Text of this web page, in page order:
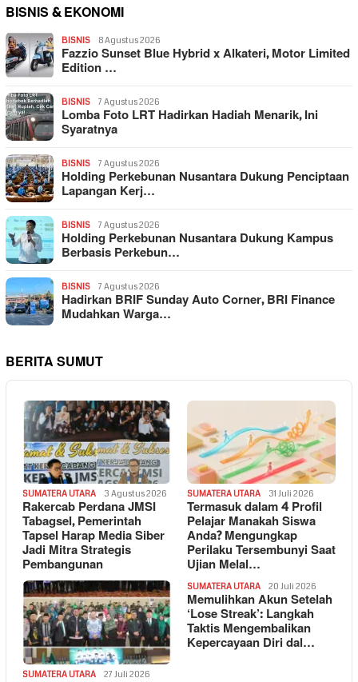
BISNIS & EKONOMI
BISNIS 8 Agustus 2026
Fazzio Sunset Blue Hybrid x Alkateri, Motor Limited
Edition …
BISNIS 7 Agustus 2026
Lomba Foto LRT Hadirkan Hadiah Menarik, Ini
Syaratnya
BISNIS 7 Agustus 2026
Holding Perkebunan Nusantara Dukung Penciptaan
Lapangan Kerj…
BISNIS 7 Agustus 2026
Holding Perkebunan Nusantara Dukung Kampus
Berbasis Perkebun…
BISNIS 7 Agustus 2026
Hadirkan BRIF Sunday Auto Corner, BRI Finance
Mudahkan Warga…
BERITA SUMUT
SUMATERA UTARA 3 Agustus 2026
Rakercab Perdana JMSI
Tabagsel, Pemerintah
Tapsel Harap Media Siber
Jadi Mitra Strategis
Pembangunan
SUMATERA UTARA 31 Juli 2026
Termasuk dalam 4 Profil
Pelajar Manakah Siswa
Anda? Mengungkap
Perilaku Tersembunyi Saat
Ujian Melal…
SUMATERA UTARA 27 Juli 2026
SUMATERA UTARA 20 Juli 2026
Memulihkan Akun Setelah
‘Lose Streak’: Langkah
Taktis Mengembalikan
Kepercayaan Diri dal…